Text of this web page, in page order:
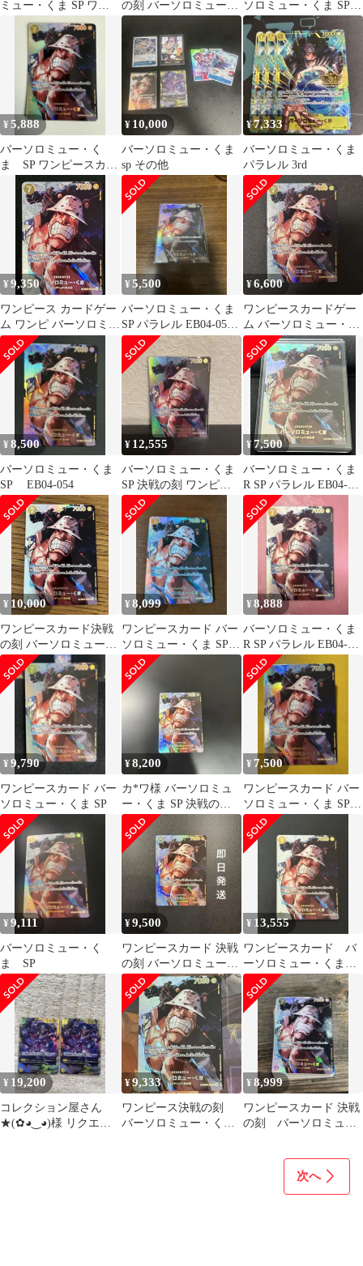
ミュー・くま SP ワン
ピースカード
の刻 バーソロミュー・
くま SP
ソロミュー・くま SP
マーシャル・D・ティ
ーチ SEC
¥5,888
バーソロミュー・く
ま SP ワンピースカー
ドゲーム 決戦の刻
¥ 10,000
バーソロミュー・くま
sp その他
¥7,333
バーソロミュー・くま
パラレル 3rd
¥9,350
ワンピース カードゲー
ム ワンピ バーソロミュ
ー・くま［スペシャ
ル］（Katsuo Tadano）
R EB04-054 ［OP16］
ブースターパック 決戦
の刻 トレカ TCG 266
¥5,500
バーソロミュー・くま
SP パラレル EB04-054
決戦の刻
¥6,600
ワンピースカードゲー
ム バーソロミュー・く
ま SP
¥8,500
バーソロミュー・くま
SP EB04-054
¥ 12,555
バーソロミュー・くま
SP 決戦の刻 ワンピー
スカードゲーム
¥7,500
バーソロミュー・くま
R SP パラレル EB04-
054 決戦の刻
¥ 10,000
ワンピースカード決戦
の刻 バーソロミュー・
くま SP
¥8,099
ワンピースカード バー
ソロミュー・くま SP
決戦の刻
¥8,888
バーソロミュー・くま
R SP パラレル EB04-
054 決戦の刻
¥9,790
ワンピースカード バー
ソロミュー・くま SP
¥8,200
カ*ワ様 バーソロミュ
ー・くま SP 決戦の刻
ワンピースカードゲー
ム
¥ 7,500
ワンピースカード バー
ソロミュー・くま SP
EB04-054
¥9,111
バーソロミュー・く
ま SP
¥9,500
ワンピースカード 決戦
の刻 バーソロミュー・
くま EB04-054
¥ 13,555
ワンピースカード バ
ーソロミュー・くま
SP
¥ 19,200
コレクション屋さん
★(✿◕‿◕)様 リクエス
¥9,333
ワンピース決戦の刻
バーソロミュー・くま
¥8,999
ワンピースカード 決戦
の刻 バーソロミュ
次へ